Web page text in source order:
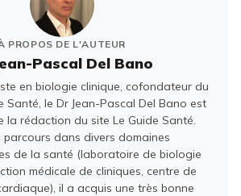
PROPOS DE L'AUTEUR
Pascal Del Bano
en biologie clinique, cofondateur du
Santé, le Dr Jean-Pascal Del Bano est
la rédaction du site Le Guide Santé.
parcours dans divers domaines
de la santé (laboratoire de biologie
médicale de cliniques, centre de
il a acquis une très bonne